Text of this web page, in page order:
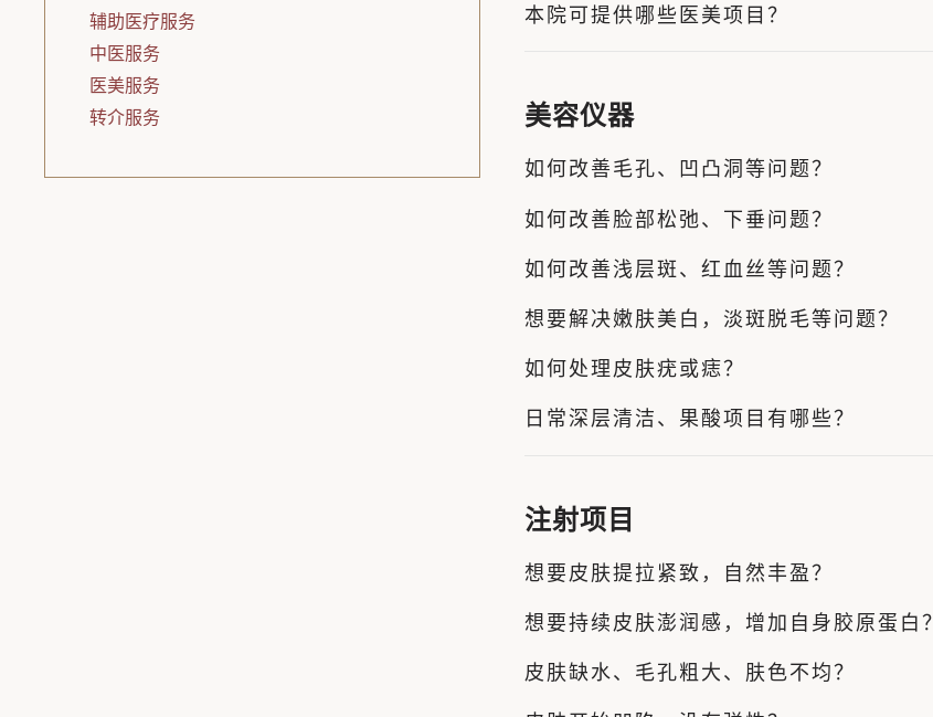
辅助医疗服务
中医服务
医美服务
转介服务
本院可提供哪些医美项目？
美容仪器
如何改善毛孔、凹凸洞等问题？
如何改善脸部松弛、下垂问题？
如何改善浅层斑、红血丝等问题？
想要解决嫩肤美白，淡斑脱毛等问题？
如何处理皮肤疣或痣？
日常深层清洁、果酸项目有哪些？
注射项目
想要皮肤提拉紧致，自然丰盈？
想要持续皮肤澎润感，增加自身胶原蛋白？
皮肤缺水、毛孔粗大、肤色不均？